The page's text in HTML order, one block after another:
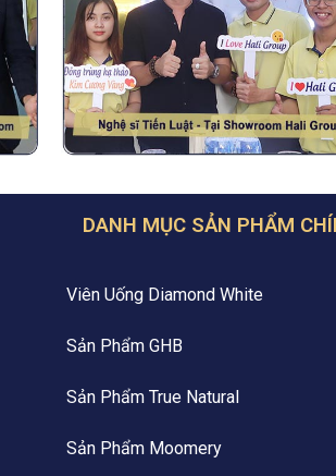
DANH MỤC SẢN PHẨM
Viên Uống Diamond White
Sản Phẩm GHB
Sản Phẩm True Natural
Sản Phẩm Moomery